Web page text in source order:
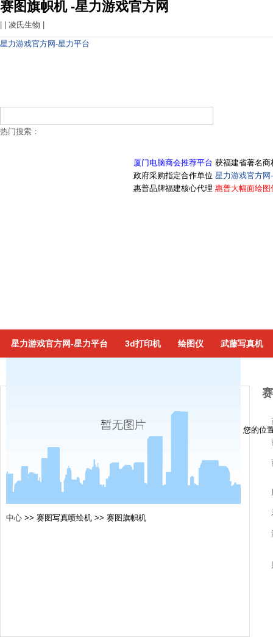
赛图旗帜机 -星力游戏官方网
凌氏生物
星力游戏官方网-星力平台
热门搜索：
厦门电脑商会推荐平台 获福建省著名商
政府采购指定合作单位 星力游戏官方网
惠普品牌福建核心代理 惠普大幅面绘图
星力游戏官方网-星力平台 3d打印机 绘图仪 武藤写真机
您的位
中心 >> 赛图写真喷绘机 >> 赛图旗帜机